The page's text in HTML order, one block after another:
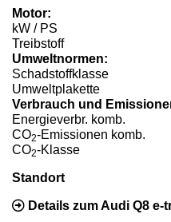
Motor:
kW / PS
Treibstoff
Umweltnormen:
Schadstoffklasse
Umweltplakette
Verbrauch und
Energieverbr. komb.
CO2-Emissionen komb.
CO2-Klasse
Standort
Details zum Audi Q8 e-